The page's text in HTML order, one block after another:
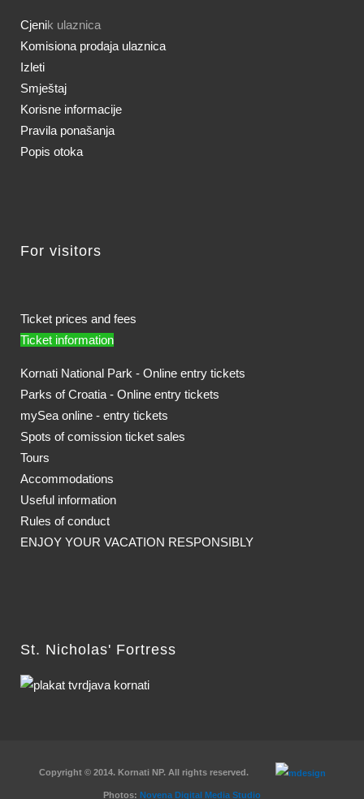
Cjenik ulaznica
Komisiona prodaja ulaznica
Izleti
Smještaj
Korisne informacije
Pravila ponašanja
Popis otoka
For visitors
Ticket prices and fees
Ticket information
Kornati National Park - Online entry tickets
Parks of Croatia - Online entry tickets
mySea online - entry tickets
Spots of comission ticket sales
Tours
Accommodations
Useful information
Rules of conduct
ENJOY YOUR VACATION RESPONSIBLY
St. Nicholas' Fortress
Copyright © 2014. Kornati NP. All rights reserved.
Photos: Novena Digital Media Studio